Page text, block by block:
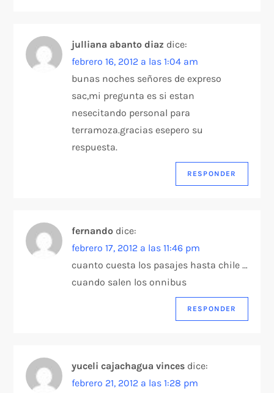
julliana abanto diaz dice:
febrero 16, 2012 a las 1:04 am
bunas noches señores de expreso
sac,mi pregunta es si estan
nesecitando personal para
terramoza.gracias esepero su
respuesta.
RESPONDER
fernando dice:
febrero 17, 2012 a las 11:46 pm
cuanto cuesta los pasajes hasta chile …
cuando salen los onnibus
RESPONDER
yuceli cajachagua vinces dice:
febrero 21, 2012 a las 1:28 pm